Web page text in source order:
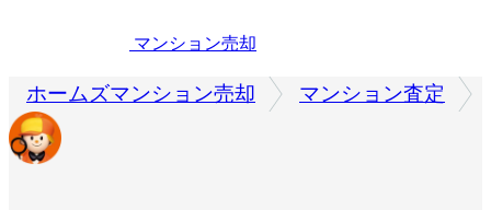
マンション売却
ホームズマンション売却 マンション査定